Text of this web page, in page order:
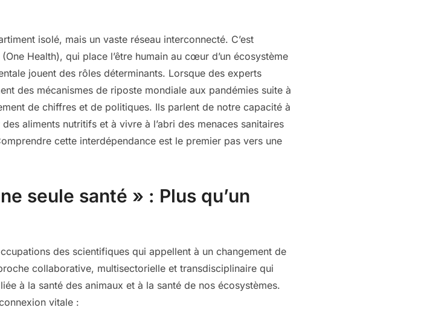
isolé, mais un vaste réseau interconnecté. C’est
Health), qui place l’être humain au cœur d’un écosystème
jouent des rôles déterminants. Lorsque des experts
des mécanismes de riposte mondiale aux pandémies suite à
de chiffres et de politiques. Ils parlent de notre capacité à
aliments nutritifs et à vivre à l’abri des menaces sanitaires
cette interdépendance est le premier pas vers une
seule santé » : Plus qu’un
des scientifiques qui appellent à un changement de
collaborative, multisectorielle et transdisciplinaire qui
à la santé des animaux et à la santé de nos écosystèmes.
vitale :